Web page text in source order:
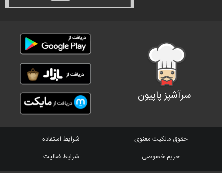
سرآشپز پاپیون
حقوق مالکیت معنوی
شرایط استفاده
حریم خصوصی
شرایط فعالیت